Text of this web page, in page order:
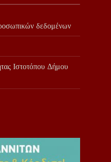
δεδομένων
Ιστοτόπου Δήμου